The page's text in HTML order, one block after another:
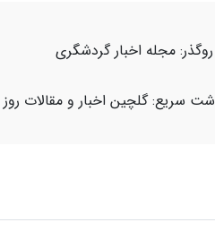
مجله اخبار گردشگری
سریع: گلچین اخبار و مقالات روز